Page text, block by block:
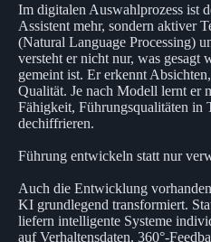
Im digitalen Auswahlprozess ist
Assistent mehr, sondern aktiver
(Natural Language Processing)
versteht er nicht nur, was gesagt
gemeint ist. Er erkennt
Qualität. Je nach Modell lernt er
Fähigkeit, Führungsqualitäten in
dechiffrieren.
Führung entwickeln statt nur
Auch die Entwicklung
KI grundlegend transformiert.
liefern intelligente Systeme
auf Verhaltensdaten, 360°-